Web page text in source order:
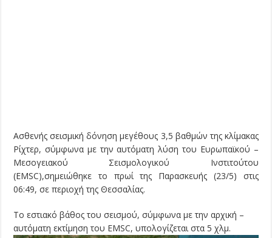
Ασθενής σεισμική δόνηση μεγέθους 3,5 βαθμών της κλίμακας
Ρίχτερ, σύμφωνα με την αυτόματη λύση του Ευρωπαϊκού –
Μεσογειακού Σεισμολογικού Ινστιτούτου
(EMSC),σημειώθηκε το πρωί της Παρασκευής (23/5) στις
06:49, σε περιοχή της Θεσσαλίας.
Το εστιακό βάθος του σεισμού, σύμφωνα με την αρχική –
αυτόματη εκτίμηση του EMSC, υπολογίζεται στα 5 χλμ.